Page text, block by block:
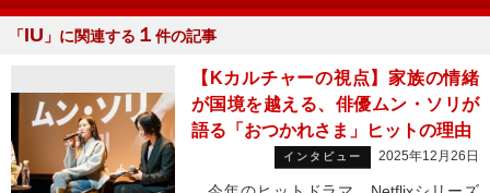
「IU 」に関連する １ 件の記事
【Kカルチャーの視点】家族の情緒
が国境を越える、俳優ムン・ソリが
語る「おつかれさま」ヒットの理由
インタビュー 2025年12月26日